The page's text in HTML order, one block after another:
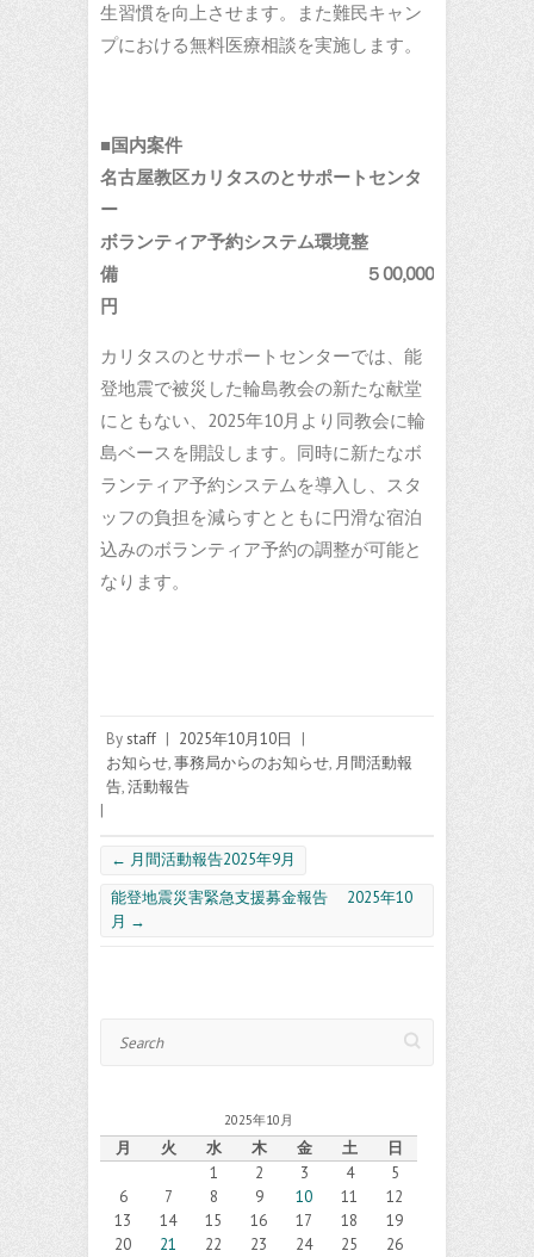
生習慣を向上させます。また難民キャン
プにおける無料医療相談を実施します。
■国内案件
名古屋教区カリタスのとサポートセンタ
ー
ボランティア予約システム環境整
備 ５00,000
円
カリタスのとサポートセンターでは、能
登地震で被災した輪島教会の新たな献堂
にともない、2025年10月より同教会に輪
島ベースを開設します。同時に新たなボ
ランティア予約システムを導入し、スタ
ッフの負担を減らすとともに円滑な宿泊
込みのボランティア予約の調整が可能と
なります。
Bystaff | 2025年10月10日
|
お知らせ,事務局からのお知らせ, 月間活動報
告,活動報告
|
← 月間活動報告2025年9月
能登地震災害緊急支援募金報告 2025年10
月 →
2025年10月
月 火 水 木 金 土
日
1
2 3 4
5
6
7 8 9 10 11
12
13
14 15 16 17 18
19
20
21 22 23 24 25
26